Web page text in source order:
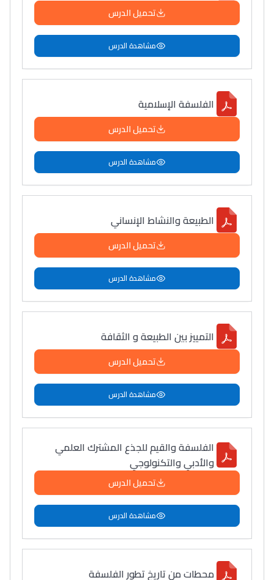
تحميل الدرس
مشاهدة الدرس
الفلسفة الإسلامية
تحميل الدرس
مشاهدة الدرس
الطبيعة والنشاط الإنساني
تحميل الدرس
مشاهدة الدرس
التمييز بين الطبيعة و الثقافة
تحميل الدرس
مشاهدة الدرس
الفلسفة والقيم للجذع المشترك العلمي
والأدبي والتكنولوجي
تحميل الدرس
مشاهدة الدرس
محطات من تاريخ تطور الفلسفة